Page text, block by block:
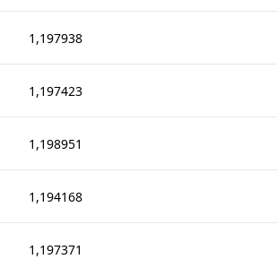
1,197938
1,197423
1,198951
1,194168
1,197371